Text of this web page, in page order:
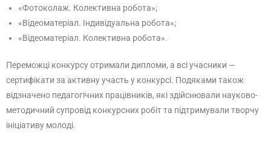
«Фотоколаж. Колективна робота»;
«Відеоматеріал. Індивідуальна робота»;
«Відеоматеріал. Колективна робота».
Переможці конкурсу отримали дипломи, а всі учасники —
сертифікати за активну участь у конкурсі. Подяками також
відзначено педагогічних працівників, які здійснювали науково-
методичний супровід конкурсних робіт та підтримували творчу
ініціативу молоді.